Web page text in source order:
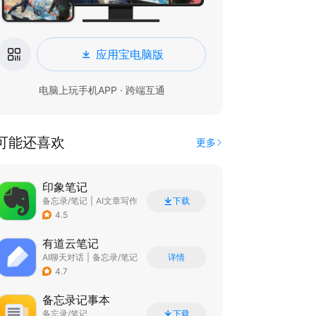
应用宝电脑版
电脑上玩手机APP · 跨端互通
能还喜欢 更多
印象笔记
备忘录/笔记
AI文章写作
4.5
下载
有道云笔记
AI聊天对话
备忘录/笔记
4.7
详情
备忘录记事本
备忘录/笔记 下载